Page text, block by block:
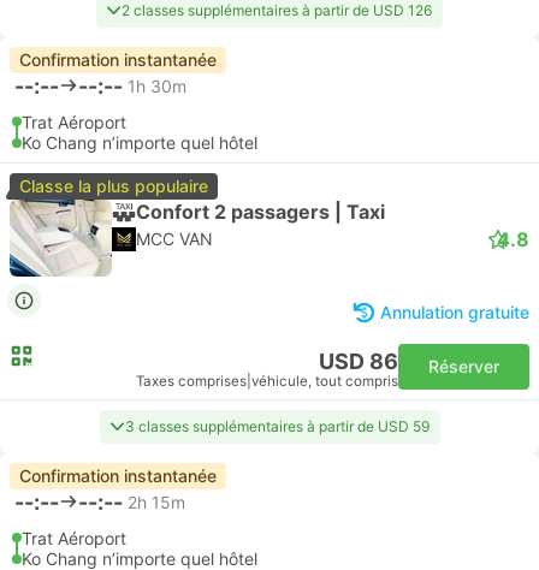
2 classes supplémentaires à partir de USD 126
Confirmation instantanée
--:-- --:-- 1h 30m
Trat Aéroport
Ko Chang n’importe quel hôtel
Classe la plus populaire
Confort 2 passagers | Taxi
MCC VAN 4.8
Annulation gratuite
USD 86
Taxes comprises véhicule, tout compris
Réserver
3 classes supplémentaires à partir de USD 59
Confirmation instantanée
--:-- --:-- 2h 15m
Trat Aéroport
Ko Chang n’importe quel hôtel